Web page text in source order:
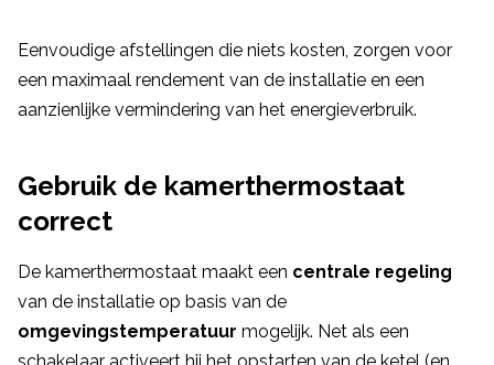
Eenvoudige afstellingen die niets kosten, zorgen voor
een maximaal rendement van de installatie en een
aanzienlijke vermindering van het energieverbruik.
Gebruik de kamerthermostaat
correct
De kamerthermostaat maakt een centrale regeling
van de installatie op basis van de
omgevingstemperatuur mogelijk. Net als een